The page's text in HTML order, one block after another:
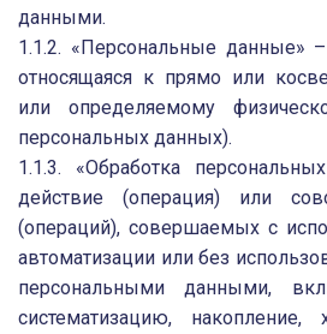
данными.
1.1.2. «Персональные данные»
относящаяся к прямо или
или определяемому
персональных данных).
1.1.3. «Обработка
действие (операция) или
(операций), совершаемых с
автоматизации или без
персональными данными,
систематизацию, накопление,